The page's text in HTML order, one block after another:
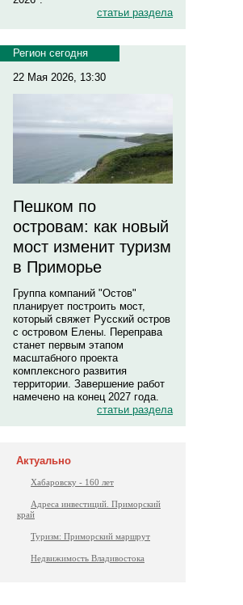
статьи раздела
Регион сегодня
22 Мая 2026, 13:30
Пешком по
островам: как новый
мост изменит туризм
в Приморье
Группа компаний "Остов"
планирует построить мост,
который свяжет Русский остров
с островом Елены. Переправа
станет первым этапом
масштабного проекта
комплексного развития
территории. Завершение работ
намечено на конец 2027 года.
статьи раздела
Актуально
Хабаровску - 160 лет
Адреса инвестиций. Приморский
край
Туризм: Приморский маршрут
Недвижимость Владивостока